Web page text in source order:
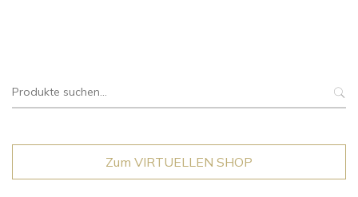
Suche
Zum VIRTUELLEN SHOP